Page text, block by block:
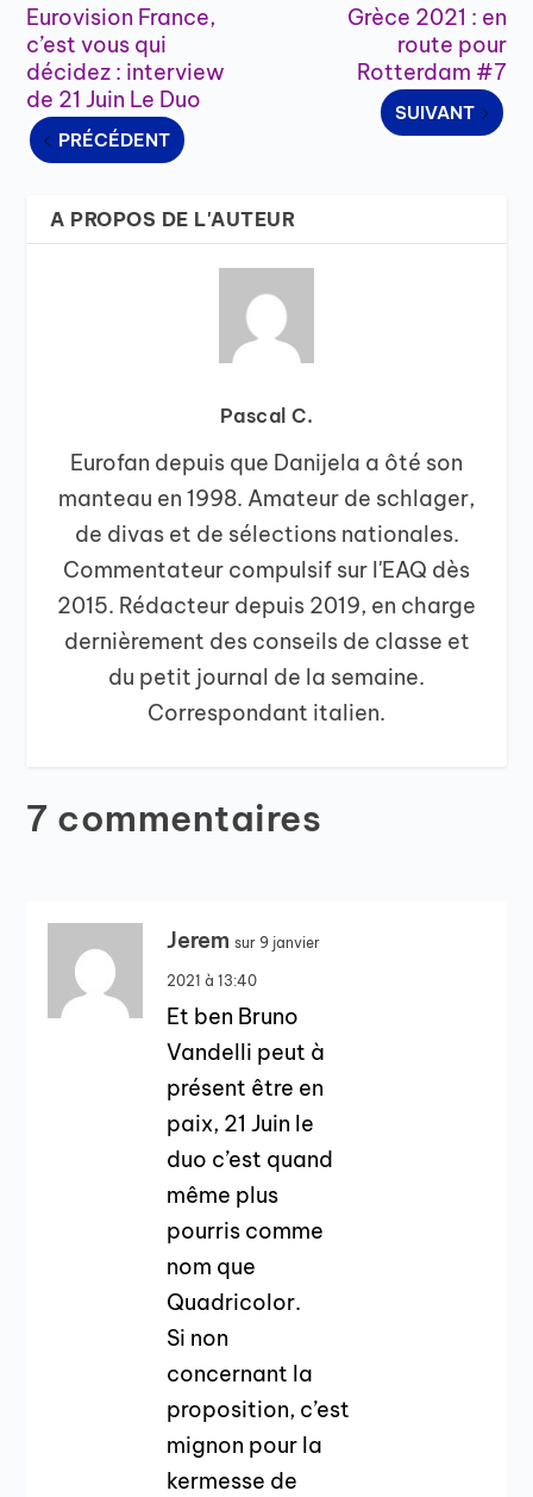
Eurovision France,
c’est vous qui
décidez : interview
de 21 Juin Le Duo
PRÉCÉDENT
Grèce 2021 : en
route pour
Rotterdam #7
SUIVANT
A PROPOS DE L'AUTEUR
Pascal C.
Eurofan depuis que Danijela a ôté son
manteau en 1998. Amateur de schlager,
de divas et de sélections nationales.
Commentateur compulsif sur l'EAQ dès
2015. Rédacteur depuis 2019, en charge
dernièrement des conseils de classe et
du petit journal de la semaine.
Correspondant italien.
7 commentaires
Jerem sur 9 janvier
2021 à 13:40
Et ben Bruno
Vandelli peut à
présent être en
paix, 21 Juin le
duo c’est quand
même plus
pourris comme
nom que
Quadricolor.
Si non
concernant la
proposition, c’est
mignon pour la
kermesse de